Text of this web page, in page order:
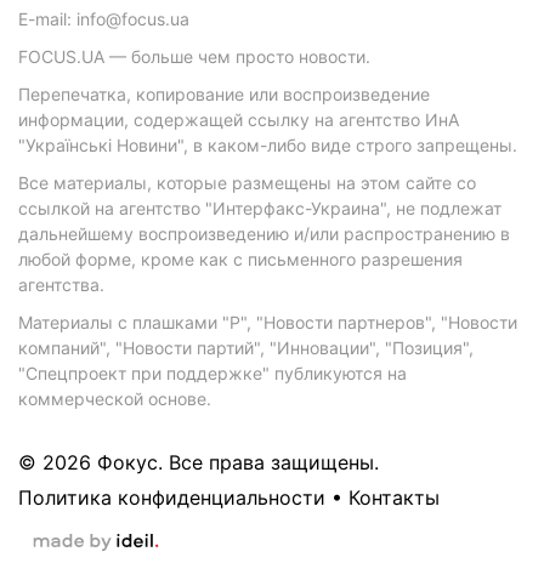
E-mail: info@focus.ua
FOCUS.UA — больше чем просто новости.
Перепечатка, копирование или воспроизведение
информации, содержащей ссылку на агентство ИнА
"Українські Новини", в каком-либо виде строго запрещены.
Все материалы, которые размещены на этом сайте со
ссылкой на агентство "Интерфакс-Украина", не подлежат
дальнейшему воспроизведению и/или распространению в
любой форме, кроме как с письменного разрешения
агентства.
Материалы с плашками "Р", "Новости партнеров", "Новости
компаний", "Новости партий", "Инновации", "Позиция",
"Спецпроект при поддержке" публикуются на
коммерческой основе.
© 2026 Фокус. Все права защищены.
Политика конфиденциальности • Контакты